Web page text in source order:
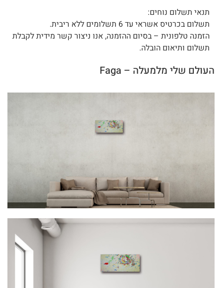
תנאי תשלום נוחים:
תשלום בכרטיס אשראי עד 6 תשלומים ללא ריבית.
הזמנה טלפונית – בסיום ההזמנה, אנו ניצור קשר מידית לקבלת
תשלום ותיאום הובלה.
העולם שלי מלמעלה – Faga